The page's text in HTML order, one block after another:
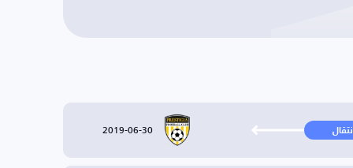
انتقال 2019-06-30